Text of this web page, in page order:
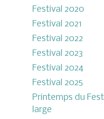
Festival 2020
Festival 2021
Festival 2022
Festival 2023
Festival 2024
Festival 2025
Printemps du
large